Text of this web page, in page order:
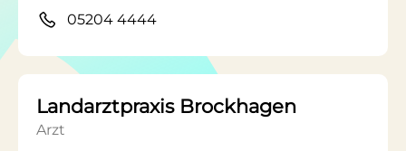
05204 4444
Landarztpraxis Brockhagen
Arzt